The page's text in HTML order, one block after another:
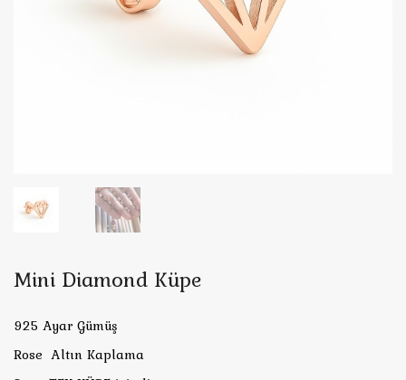
Mini Diamond Küpe
925 Ayar Gümüş
Rose Altın Kaplama